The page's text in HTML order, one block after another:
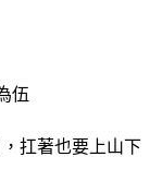
伍
扛著也要上山下